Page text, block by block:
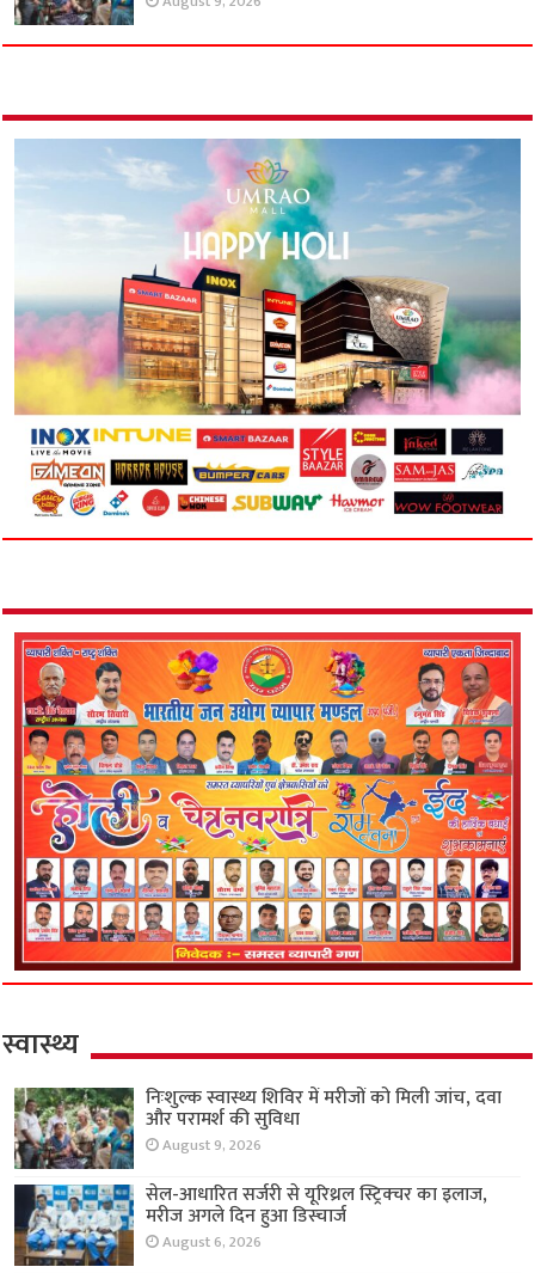
स्वास्थ्य
निःशुल्क स्वास्थ्य शिविर में मरीजों को मिली जांच, दवा
और परामर्श की सुविधा
August 9, 2026
सेल-आधारित सर्जरी से यूरिथ्रल स्ट्रिक्चर का इलाज,
मरीज अगले दिन हुआ डिस्चार्ज
August 6, 2026